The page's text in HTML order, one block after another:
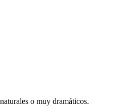
o muy dramáticos.